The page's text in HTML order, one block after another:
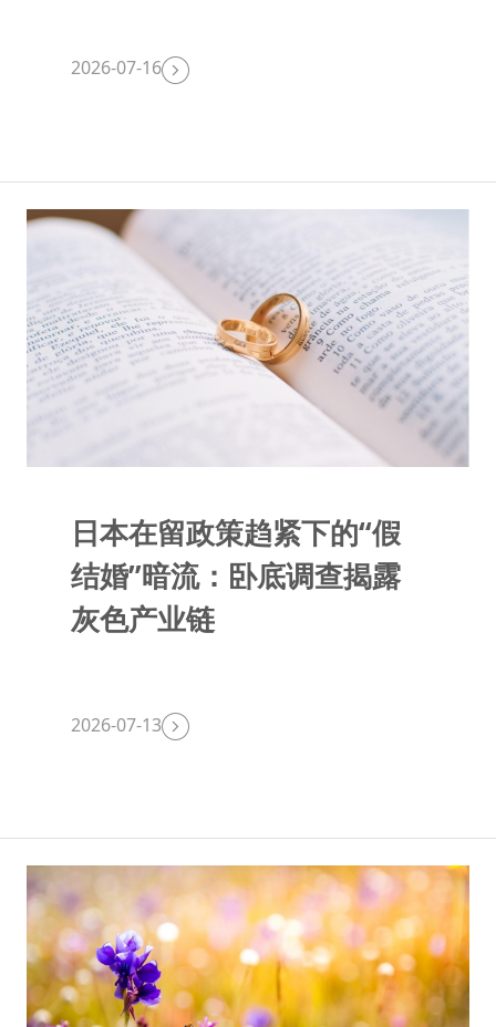
2026-07-16
日本在留政策趋紧下的“假
结婚”暗流：卧底调查揭露
灰色产业链
2026-07-13